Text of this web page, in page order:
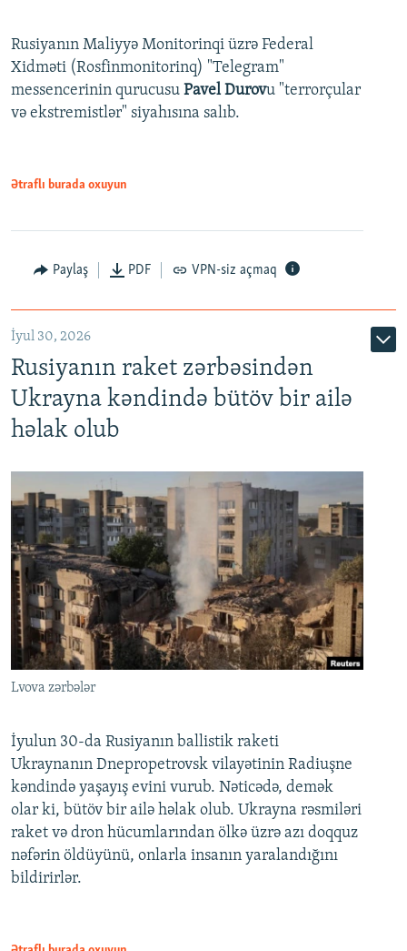
Rusiyanın Maliyyə Monitorinqi üzrə Federal
Xidməti (Rosfinmonitorinq) "Telegram"
messencerinin qurucusu Pavel Durovu "terrorçular
və ekstremistlər" siyahısına salıb.
Ətraflı burada oxuyun
Paylaş PDF VPN-siz açmaq
İyul 30, 2026
Rusiyanın raket zərbəsindən
Ukrayna kəndində bütöv bir ailə
həlak olub
Lvova zərbələr
İyulun 30-da Rusiyanın ballistik raketi
Ukraynanın Dnepropetrovsk vilayətinin Radiuşne
kəndində yaşayış evini vurub. Nəticədə, demək
olar ki, bütöv bir ailə həlak olub. Ukrayna rəsmiləri
raket və dron hücumlarından ölkə üzrə azı doqquz
nəfərin öldüyünü, onlarla insanın yaralandığını
bildirirlər.